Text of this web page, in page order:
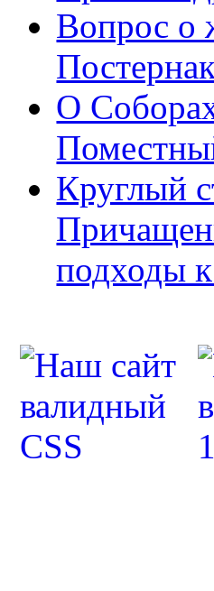
Вопрос о
О
Круглый
подходы